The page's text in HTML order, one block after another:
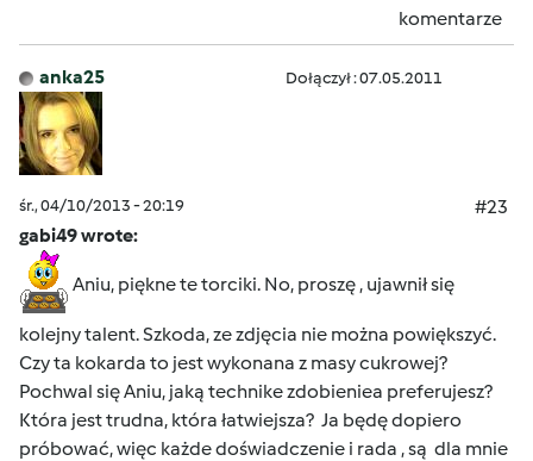
komentarze
anka25 Dołączył : 07.05.2011
śr., 04/10/2013 - 20:19
#23
gabi49 wrote:
Aniu, piękne te torciki. No, proszę , ujawnił się
kolejny talent. Szkoda, ze zdjęcia nie można powiększyć.
Czy ta kokarda to jest wykonana z masy cukrowej?
Pochwal się Aniu, jaką technike zdobieniea preferujesz?
Która jest trudna, która łatwiejsza? Ja będę dopiero
próbować, więc każde doświadczenie i rada , są dla mnie